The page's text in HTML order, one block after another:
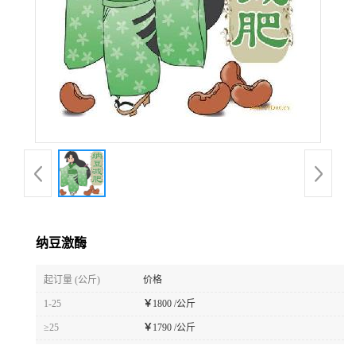
纳豆激酶
起订量 (公斤) 价格
1-25 ￥ 1800 /公斤
≥25 ￥ 1790 /公斤